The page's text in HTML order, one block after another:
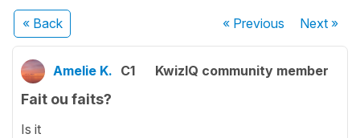
« Back « Previous Next»
Amelie K. C1 KwizIQ community member
Fait ou faits?
Is it